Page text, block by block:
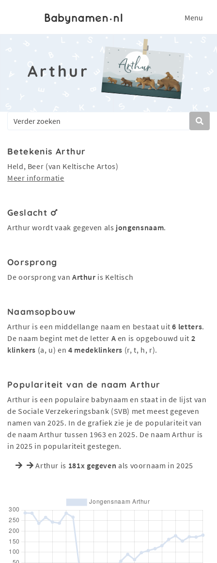
Menu
Arthur
Betekenis Arthur
Held, Beer (van Keltische Artos)
Meer informatie
Geslacht
Arthur wordt vaak gegeven als jongensnaam.
Oorsprong
De oorsprong van Arthur is Keltisch
Naamsopbouw
Arthur is een middellange naam en bestaat uit6 letters.
De naam begint met de letter A en is opgebouwd uit 2
klinkers (a, u) en4 medeklinkers (r, t, h, r).
Populariteit van de naam Arthur
Arthur is een populaire babynaam en staat in de lijst van
de Sociale Verzekeringsbank (SVB) met meest gegeven
namen van 2025. In de grafiek zie je de populariteit van
de naam Arthur tussen 1963 en 2025. De naam Arthur is
in 2025 in populariteit gestegen.
Arthur is 181x gegeven als voornaam in 2025